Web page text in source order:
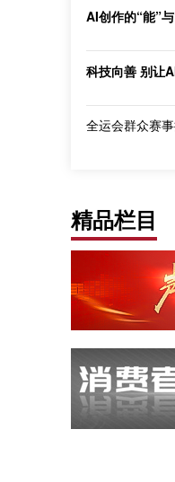
AI创作的“能”
科技向善 别让
全运会群众赛
精品栏目